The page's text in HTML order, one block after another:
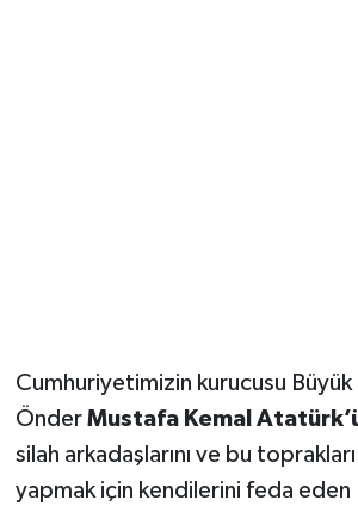
Cumhuriyetimizin kurucusu Büyük
Önder Mustafa Kemal
silah arkadaşlarını ve bu
yapmak için kendilerini feda eden